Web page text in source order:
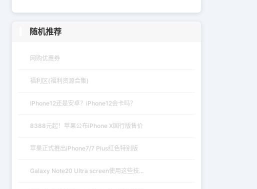
随机推荐
网购优惠券
福利区(福利资源合集)
IPhone12还是安卓？iPhone12会卡吗？
8388元起！苹果公布iPhone X国行版售价
苹果正式推出iPhone7/7 Plus红色特别版
Galaxy Note20 Ultra screen使用这些技...